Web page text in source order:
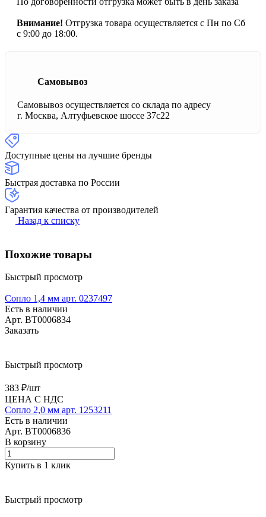
Внимание! Отгрузка товара осуществляется с Пн по Сб
с 9:00 до 18:00.
Самовывоз
Самовывоз осуществляется со склада по адресу
г. Москва, Алтуфьевское шоссе 37с22
Доступные цены на лучшие бренды
Быстрая доставка по России
Гарантия качества от производителей
Назад к списку
Похожие товары
Быстрый просмотр
Сопло 1,4 мм арт. 0237497
Есть в наличии
Арт. BT0006834
Заказать
Быстрый просмотр
383 ₽/шт
ЦЕНА С НДС
Сопло 2,0 мм арт. 1253211
Есть в наличии
Арт. BT0006836
В корзину
Купить в 1 клик
Быстрый просмотр